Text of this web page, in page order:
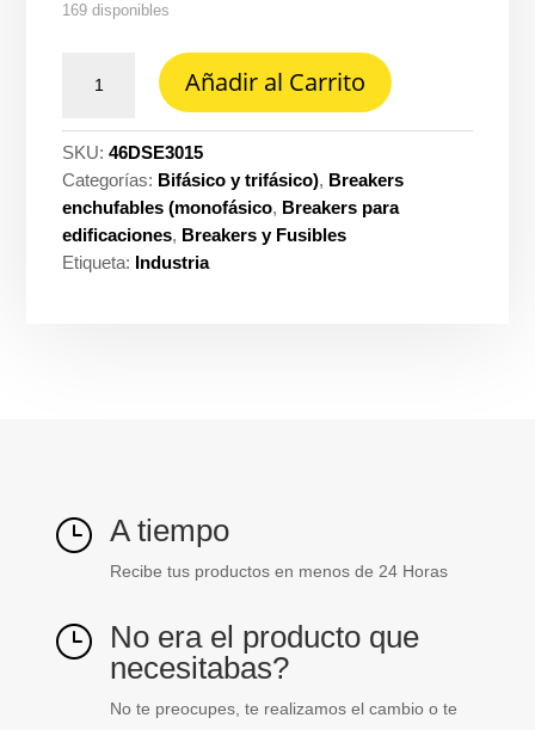
169 disponibles
enchufable
3X15A
lx-
Legrand
dse-
3015
Añadir al Carrito
SKU:46DSE3015
Categorías: Bifásico y trifásico), Breakers
enchufables (monofásico, Breakers para
edificaciones, Breakers y Fusibles
Etiqueta: Industria
} A tiempo
Recibe tus productos en menos de 24 Horas
} No era el producto que
necesitabas?
No te preocupes, te realizamos el cambio o te